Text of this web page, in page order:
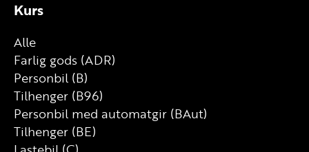
Kurs
Alle
Farlig gods (ADR)
Personbil (B)
Tilhenger (B96)
Personbil med automatgir (BAut)
Tilhenger (BE)